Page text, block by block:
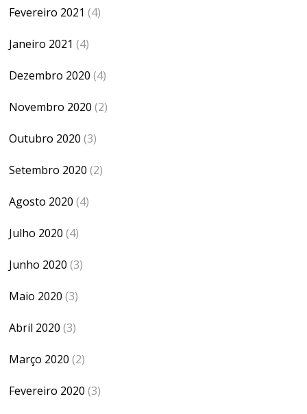
Fevereiro 2021 (4)
Janeiro 2021 (4)
Dezembro 2020 (4)
Novembro 2020 (2)
Outubro 2020 (3)
Setembro 2020 (2)
Agosto 2020 (4)
Julho 2020 (4)
Junho 2020 (3)
Maio 2020 (3)
Abril 2020 (3)
Março 2020 (2)
Fevereiro 2020 (3)